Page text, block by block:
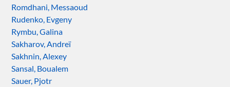
Romdhani, Messaoud
Rudenko, Evgeny
Rymbu, Galina
Sakharov, Andreï
Sakhnin, Alexey
Sansal, Boualem
Sauer, Pjotr